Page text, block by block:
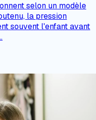
selon un modèle
la pression
souvent l'enfant avant